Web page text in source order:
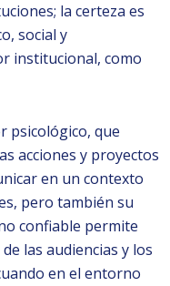
la certeza es
social y
institucional, como
psicológico, que
acciones y proyectos
en un contexto
pero también su
confiable permite
las audiencias y los
en el entorno